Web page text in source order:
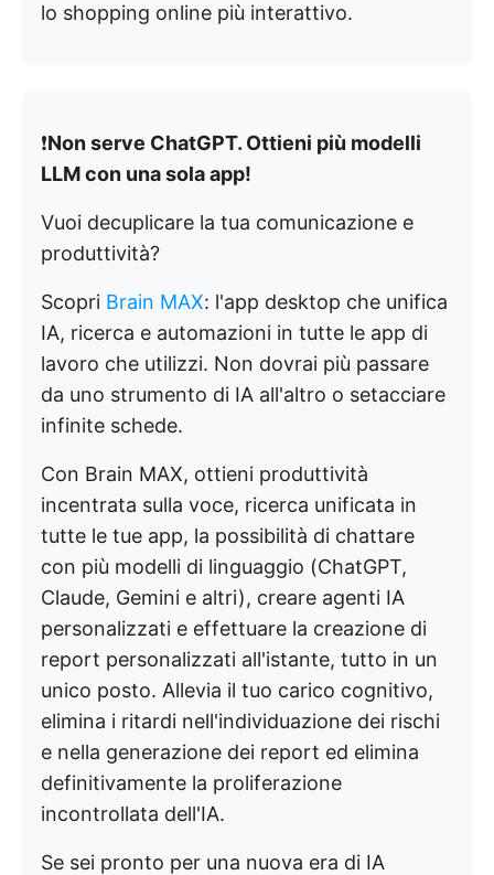
lo shopping online più interattivo.
❗️Non serve ChatGPT. Ottieni più modelli
LLM con una sola app!
Vuoi decuplicare la tua comunicazione e
produttività?
Scopri Brain MAX: l'app desktop che unifica
IA, ricerca e automazioni in tutte le app di
lavoro che utilizzi. Non dovrai più passare
da uno strumento di IA all'altro o setacciare
infinite schede.
Con Brain MAX, ottieni produttività
incentrata sulla voce, ricerca unificata in
tutte le tue app, la possibilità di chattare
con più modelli di linguaggio (ChatGPT,
Claude, Gemini e altri), creare agenti IA
personalizzati e effettuare la creazione di
report personalizzati all'istante, tutto in un
unico posto. Allevia il tuo carico cognitivo,
elimina i ritardi nell'individuazione dei rischi
e nella generazione dei report ed elimina
definitivamente la proliferazione
incontrollata dell'IA.
Se sei pronto per una nuova era di IA